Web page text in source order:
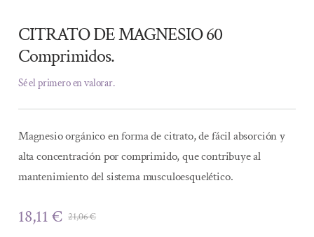
CITRATO DE MAGNESIO 60
Comprimidos.
Sé el primero en valorar.
Magnesio orgánico en forma de citrato, de fácil absorción y
alta concentración por comprimido, que contribuye al
mantenimiento del sistema musculoesquelético.
21,06€El
18,11€
El